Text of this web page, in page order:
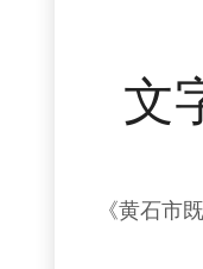
文
《黄石市